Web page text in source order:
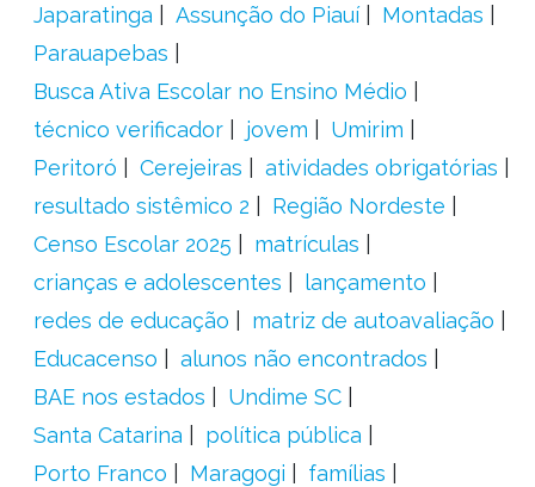
Japaratinga Assunção do Piauí
Montadas
Parauapebas
Busca Ativa Escolar no Ensino Médio
técnico verificador
jovem
Umirim
Peritoró
Cerejeiras
atividades obrigatórias
resultado sistêmico 2
Região Nordeste
Censo Escolar 2025
matrículas
crianças e adolescentes
lançamento
redes de educação
matriz de autoavaliação
Educacenso
alunos não encontrados
BAE nos estados
Undime SC
Santa Catarina
política pública
Porto Franco
Maragogi
famílias